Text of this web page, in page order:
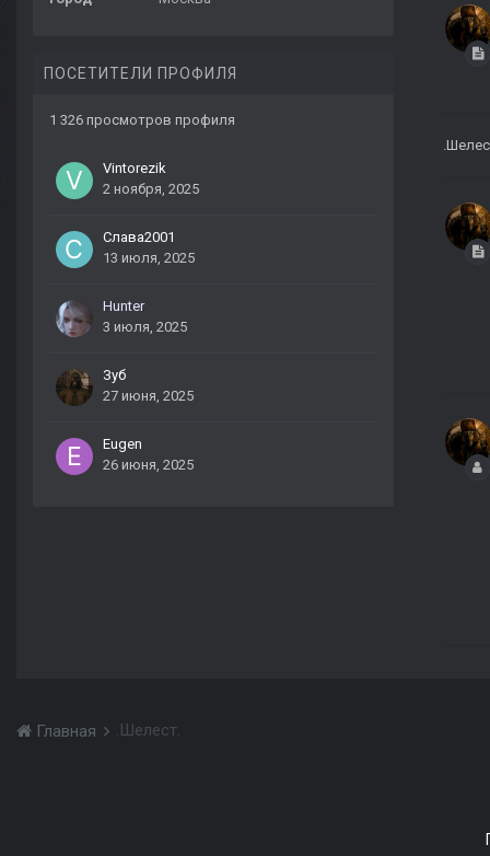
ПОСЕТИТЕЛИ ПРОФИЛЯ
1 326 просмотров профиля
Vintorezik
2 ноября, 2025
Слава2001
13 июля, 2025
Hunter
3 июля, 2025
Зуб
27 июня, 2025
Eugen
26 июня, 2025
Главная .Шелест.